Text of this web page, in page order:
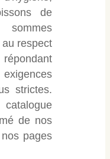
de
sommes
respect
strictes.
de nos
pages